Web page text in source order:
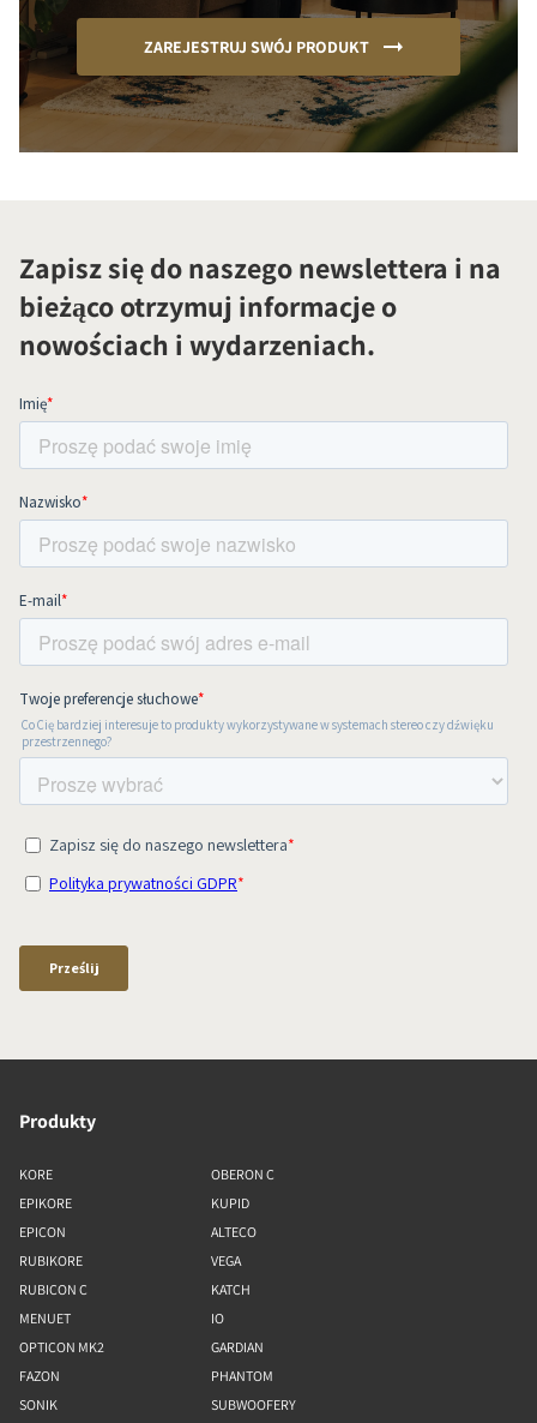
ZAREJESTRUJ SWÓJ PRODUKT
Zapisz się do naszego newslettera i na
bieżąco otrzymuj informacje o
nowościach i wydarzeniach.
Produkty
KORE
EPIKORE
EPICON
RUBIKORE
RUBICON C
MENUET
OPTICON MK2
FAZON
SONIK
OBERON C
KUPID
ALTECO
VEGA
KATCH
IO
GARDIAN
PHANTOM
SUBWOOFERY